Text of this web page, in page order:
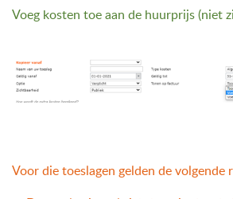
Voeg kosten toe aan de huurprijs (niet
Voor die toeslagen gelden de volgende